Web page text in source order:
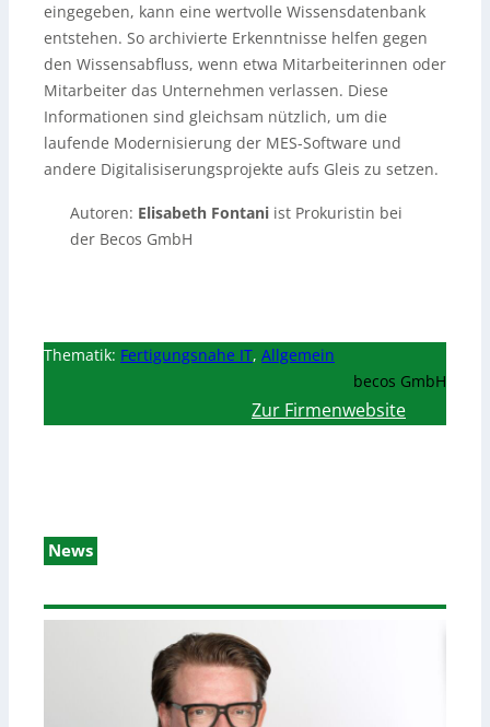
eingegeben, kann eine wertvolle Wissensdatenbank
entstehen. So archivierte Erkenntnisse helfen gegen
den Wissensabfluss, wenn etwa Mitarbeiterinnen oder
Mitarbeiter das Unternehmen verlassen. Diese
Informationen sind gleichsam nützlich, um die
laufende Modernisierung der MES-Software und
andere Digitalisiserungsprojekte aufs Gleis zu setzen.
Autoren: Elisabeth Fontani ist Prokuristin bei
der Becos GmbH
Thematik: Fertigungsnahe IT, Allgemein
becos GmbH
Zur Firmenwebsite
News